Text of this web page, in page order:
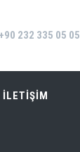
+90 232 335 05 05
İLETİŞİM